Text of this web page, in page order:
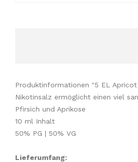
Produktinformationen "5 EL
Nikotinsalz ermöglicht einen viel
Pfirsich und Aprikose
10 ml Inhalt
50% PG | 50% VG
Lieferumfang: